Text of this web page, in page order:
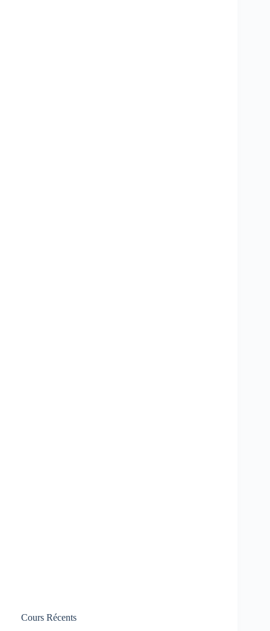
Cours Récents